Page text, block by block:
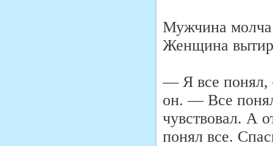
Мужчина молча
Женщина
— Я все понял,
он. — Все
чувствовал. А
понял все.